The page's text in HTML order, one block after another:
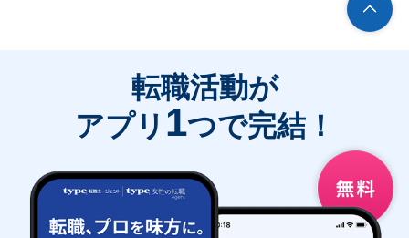
転職活動が
アプリ 1つで完結！